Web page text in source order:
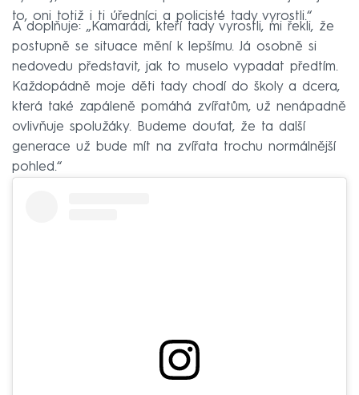
to, oni totiž i ti úředníci a policisté tady vyrostli.“
A doplňuje: „Kamarádi, kteří tady vyrostli, mi řekli, že
postupně se situace mění k lepšímu. Já osobně si
nedovedu představit, jak to muselo vypadat předtím.
Každopádně moje děti tady chodí do školy a dcera,
která také zapáleně pomáhá zvířatům, už nenápadně
ovlivňuje spolužáky. Budeme doufat, že ta další
generace už bude mít na zvířata trochu normálnější
pohled.“